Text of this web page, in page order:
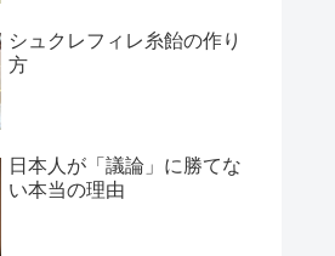
シュクレフィレ糸飴の作り
方
日本人が「議論」に勝てな
い本当の理由